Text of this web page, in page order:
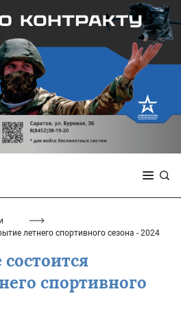
летнего спортивного сезона - 2024
спортивного